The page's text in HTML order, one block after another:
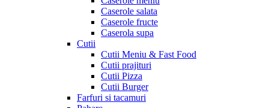
Caserole salata
Caserole fructe
Caserola supa
Cutii
Cutii Meniu & Fast Food
Cutii prajituri
Cutii Pizza
Cutii Burger
Farfuri si tacamuri